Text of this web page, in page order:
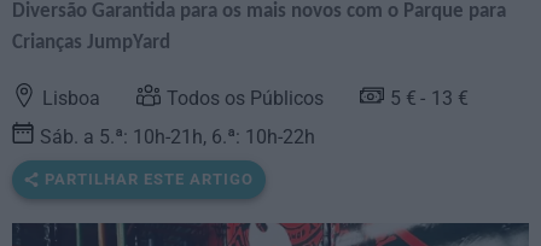
Diversão Garantida para os mais novos com o Parque para
Crianças JumpYard
Lisboa Todos os Públicos 5 €
13 €
Sáb. a 5.ª: 10h-21h, 6.ª: 10h-22h
PARTILHAR ESTE ARTIGO